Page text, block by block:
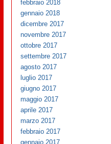
febbraio 2018
gennaio 2018
dicembre 2017
novembre 2017
ottobre 2017
settembre 2017
agosto 2017
luglio 2017
giugno 2017
maggio 2017
aprile 2017
marzo 2017
febbraio 2017
gennaio 2017